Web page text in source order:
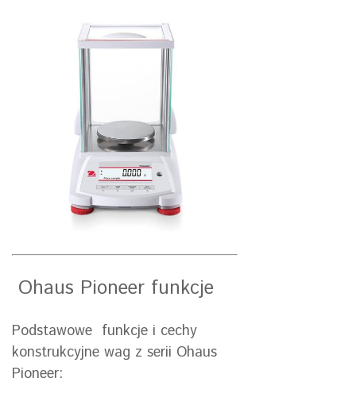
Ohaus Pioneer funkcje
Podstawowe funkcje i cechy
konstrukcyjne wag z serii Ohaus
Pioneer: